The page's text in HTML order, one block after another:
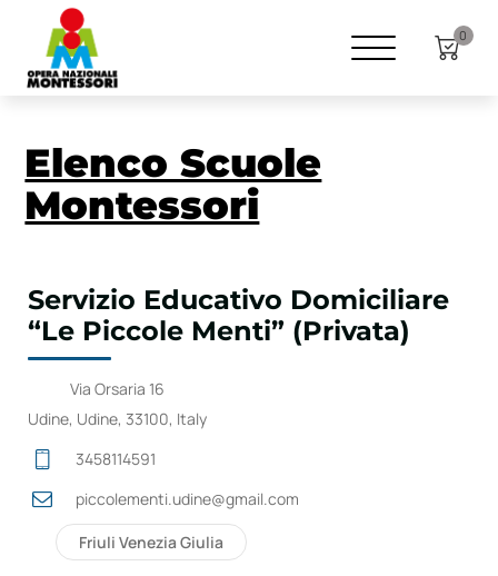
0
Elenco Scuole
Montessori
Servizio Educativo Domiciliare
“Le Piccole Menti” (Privata)
Via Orsaria 16
Udine, Udine, 33100, Italy
3458114591
piccolementi.udine@gmail.com
Friuli Venezia Giulia